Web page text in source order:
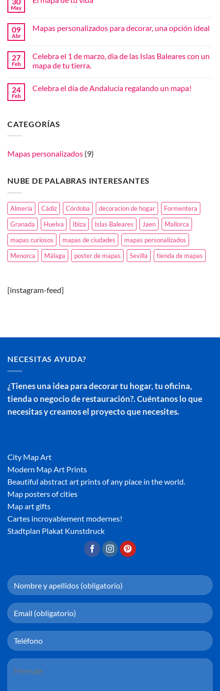
mapas?
May
en
tu
vida
09
Abr
Mapas personalizados para decorar, una opción ideal
en
Mapas
personalizados
una
27
Feb
Celebra el 1 de marzo, dia de las Islas Baleares con un
mapa de tu tierra.
comentarios
marzo,
Islas
Baleares
mapa
de
24
Feb
Celebra el día de Andalucía regalando un mapa!
Celebra
regalando
CATEGORÍAS
Mapas personalizados (9)
NUBE DE PALABRAS INTERESANTES
Almería Cádiz Córdoba decoracion de hogar
Formentera
Granada
Huelva Ibiza Islas Baleares Jaen
Mallorca
mapas curiosos
mapas de ciudades
mapas personalizados
Menorca
Málaga poster de mapas Sevilla tienda de mapas
[instagram-feed]
NECESITAS AYUDA?
¿Tienes una idea para decorar tu hogar, tu oficina,
tienda o negocio de restauración?. Cuéntanos lo que
necesitas y creamos el proyecto que necesites.
City Map Art
Modern Map Art Prints
Beautiful abstract art prints of any place in the world.
Map posters of cities
Map art gifts
Cartes incroyablement modernes!
Stadtplan Plakat Kunstdruck